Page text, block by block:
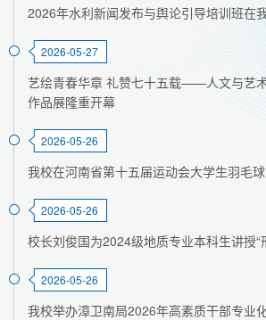
2026年水利新闻发布与舆论引导培训班在
2026-05-27
艺绘青春华章 礼赞七十五载——人文与艺
作品展隆重开幕
2026-05-26
我校在河南省第十五届运动会大学生羽毛
2026-05-26
校长刘俊国为2024级地质专业本科生讲授“
2026-05-26
我校举办漳卫南局2026年高素质干部专业